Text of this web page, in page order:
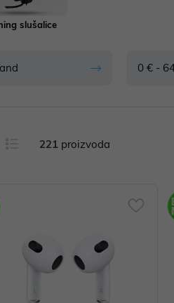
slušalice
0 € -
221 proizvoda